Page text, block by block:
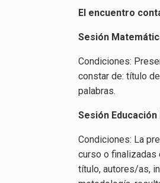
El encuentro
Sesión
Condiciones:
constar de: título
palabras.
Sesión
Condiciones: La
curso o finalizadas
título, autores/as,